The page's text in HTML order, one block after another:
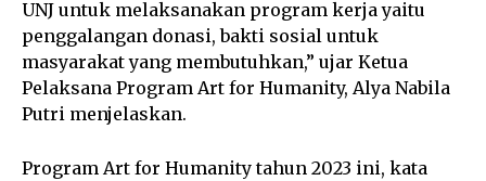
UNJ untuk melaksanakan program kerja yaitu
penggalangan donasi, bakti sosial untuk
masyarakat yang membutuhkan,” ujar Ketua
Pelaksana Program Art for Humanity, Alya Nabila
Putri menjelaskan.
Program Art for Humanity tahun 2023 ini, kata